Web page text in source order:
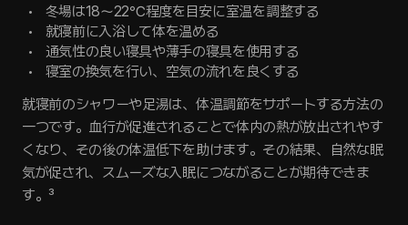
冬場は18〜22℃程度を目安に室温を調整する
就寝前に入浴して体を温める
通気性の良い寝具や薄手の寝具を使用する
寝室の換気を行い、空気の流れを良くする
就寝前のシャワーや足湯は、体温調節をサポートする方法の
一つです。血行が促進されることで体内の熱が放出されやす
くなり、その後の体温低下を助けます。その結果、自然な眠
気が促され、スムーズな入眠につながることが期待できま
す。³